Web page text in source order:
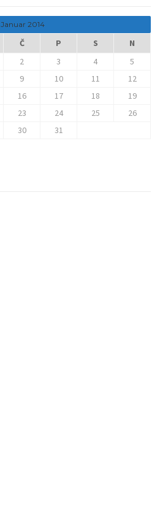
Januar 2014
Č P S
N
2 3 4
5
9 10 11
12
16 17 18
19
23 24 25
26
30
31